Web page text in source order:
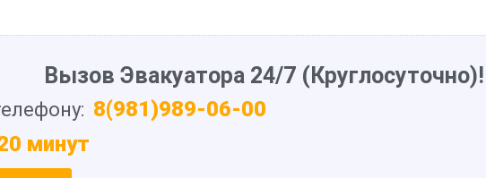
Вызов Эвакуатора 24/7 (Круглосуточно)!
8(981)989-06-00
минут